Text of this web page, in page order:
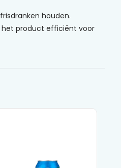
houden.
het product efficiënt voor